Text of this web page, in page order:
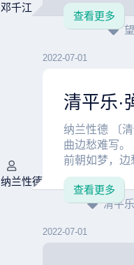
邓千江
查看更多
纳兰性德
2022-07-01
清平乐·
纳兰性德 〔
曲边愁难写。
前朝如梦，边
查看更多
清平
2022-07-01